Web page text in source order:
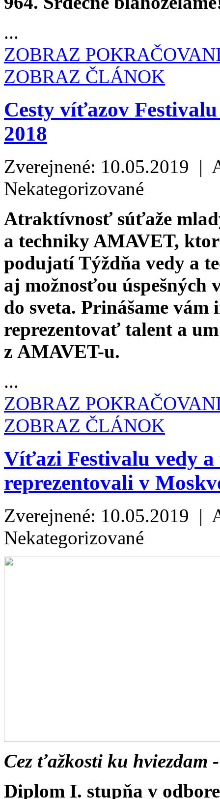
...
ZOBRAZ
ZOBRAZ ČLÁNOK
Cesty víťazov
2018
Zverejnené: 10.05.2019 |
Nekategorizované
Atraktívnosť súťaže
a techniky AMAVET,
podujatí Týždňa vedy a
aj možnosťou úspešných
do sveta. Prinášame
reprezentovať talent a
z AMAVET-u.
...
ZOBRAZ
ZOBRAZ ČLÁNOK
Víťazi Festivalu vedy
reprezentovali v
Zverejnené: 10.05.2019 |
Nekategorizované
Cez ťažkosti ku hviezdam
Diplom I. stupňa v